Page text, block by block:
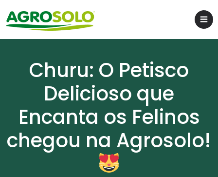
Churu: O Petisco
Delicioso que
Encanta os Felinos
chegou na Agrosolo!